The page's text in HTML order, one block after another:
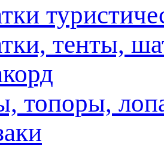
тенты,
топоры,